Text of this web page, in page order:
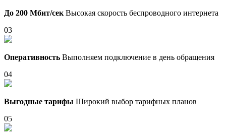
До 200 Мбит/сек Высокая скорость беспроводного интернета
03
Оперативность Выполняем подключение в день обращения
04
Выгодные тарифы Широкий выбор тарифных планов
05